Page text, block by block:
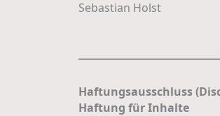
Sebastian Holst
Haftungsausschluss
Haftung für Inhalte